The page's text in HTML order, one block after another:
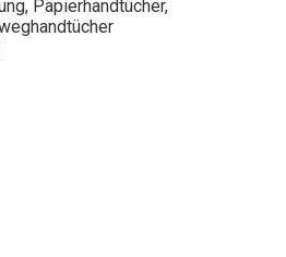
Papierhandtücher,